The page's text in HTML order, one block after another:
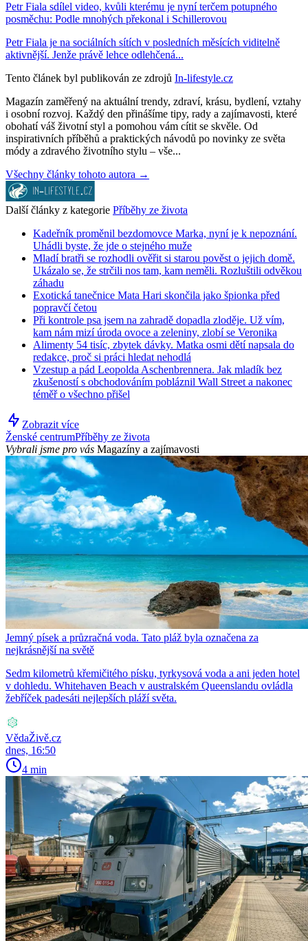
Petr Fiala sdílel video, kvůli kterému je nyní terčem potupného
posměchu: Podle mnohých překonal i Schillerovou
Petr Fiala je na sociálních sítích v posledních měsících viditelně
aktivnější. Jenže právě lehce odlehčená...
Tento článek byl publikován ze zdrojů In-lifestyle.cz
Magazín zaměřený na aktuální trendy, zdraví, krásu, bydlení, vztahy
i osobní rozvoj. Každý den přinášíme tipy, rady a zajímavosti, které
obohatí váš životní styl a pomohou vám cítit se skvěle. Od
inspirativních příběhů a praktických návodů po novinky ze světa
módy a zdravého životního stylu – vše...
Všechny články tohoto autora →
Další články z kategorie Příběhy ze života
Kadeřník proměnil bezdomovce Marka, nyní je k nepoznání.
Uhádli byste, že jde o stejného muže
Mladí bratři se rozhodli ověřit si starou pověst o jejich domě.
Ukázalo se, že strčili nos tam, kam neměli. Rozluštili odvěkou
záhadu
Exotická tanečnice Mata Hari skončila jako špionka před
popravčí četou
Při kontrole psa jsem na zahradě dopadla zloděje. Už vím,
kam nám mizí úroda ovoce a zeleniny, zlobí se Veronika
Alimenty 54 tisíc, zbytek dávky. Matka osmi dětí napsala do
redakce, proč si práci hledat nehodlá
Vzestup a pád Leopolda Aschenbrennera. Jak mladík bez
zkušeností s obchodováním pobláznil Wall Street a nakonec
téměř o všechno přišel
Zobrazit více
Ženské centrumPříběhy ze života
Vybrali jsme pro vás Magazíny a zajímavosti
Jemný písek a průzračná voda. Tato pláž byla označena za
nejkrásnější na světě
Sedm kilometrů křemičitého písku, tyrkysová voda a ani jeden hotel
v dohledu. Whitehaven Beach v australském Queenslandu ovládla
žebříček padesáti nejlepších pláží světa.
VědaŽivě.cz
dnes, 16:50
4 min